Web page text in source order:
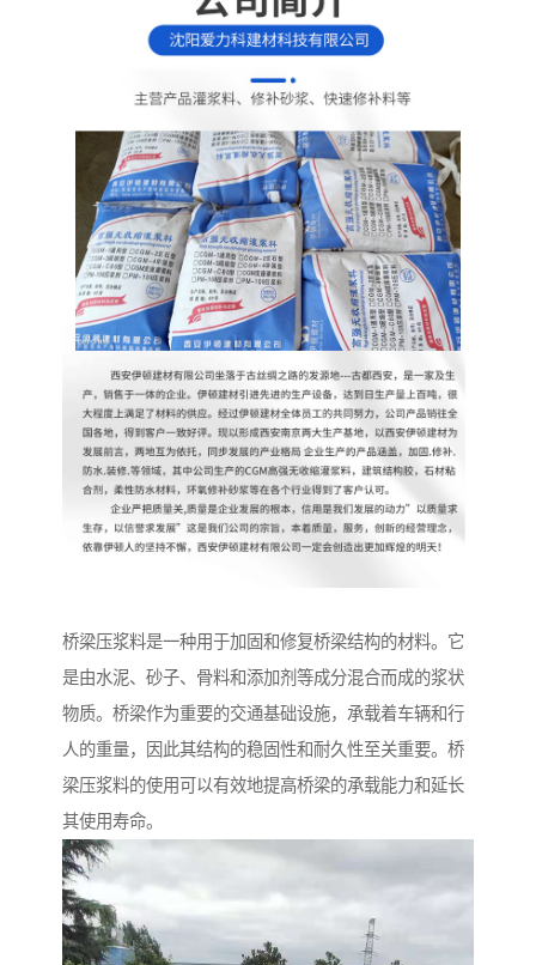
桥梁压浆料是一种用于加固和修复桥梁结构的材料。它
是由水泥、砂子、骨料和添加剂等成分混合而成的浆状
物质。桥梁作为重要的交通基础设施，承载着车辆和行
人的重量，因此其结构的稳固性和耐久性至关重要。桥
梁压浆料的使用可以有效地提高桥梁的承载能力和延长
其使用寿命。